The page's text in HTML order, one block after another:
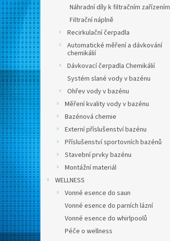
Náhradní díly k filtračním zařízením
Filtrační náplně
Recirkulační čerpadla
Automatické měření a dávkování
chemikálií
Dávkovací čerpadla Chemikálií
Systém slané vody v bazénu
Ohřev vody v bazénu
Měření kvality vody v bazénu
Bazénová chemie
Externí příslušenství bazénu
Příslušenství sportovních bazénů
Stavební prvky bazénu
Montážní materiál
WELLNESS
Vonné esence do saun
Vonné esence do parních lázní
Vonné esence do whirlpoolů
Péče o wellness